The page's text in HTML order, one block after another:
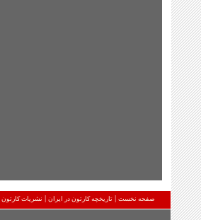
صفحه نخست |تاریخچه کارتون در ایران | نشریات کارتون